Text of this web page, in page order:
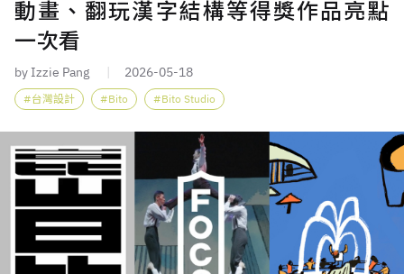
動畫、翻玩漢字結構等得獎作品亮點
一次看
by Izzie Pang 2026-05-18
台灣設計 Bito Bito Studio